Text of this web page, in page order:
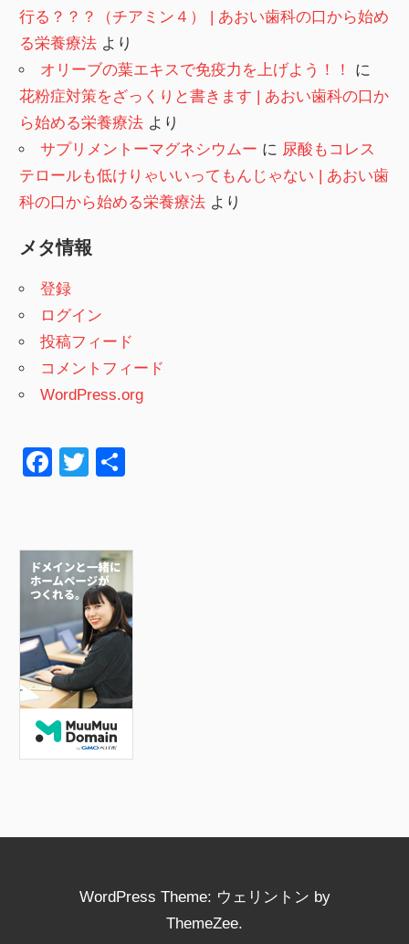
行る？？？（チアミン４） | あおい歯科の口から始め
る栄養療法 より
オリーブの葉エキスで免疫力を上げよう！！
に
花粉症対策をざっくりと書きます | あおい歯科の口か
ら始める栄養療法 より
サプリメントーマグネシウムー に 尿酸もコレス
テロールも低けりゃいいってもんじゃない | あおい歯
科の口から始める栄養療法 より
メタ情報
登録
ログイン
投稿フィード
コメントフィード
WordPress.org
F
e
b
o
o
k
T
er
WordPress Theme: ウェリントン by
ThemeZee.